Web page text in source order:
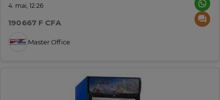
4. mai, 12:26
190 667 F CFA
Master Office